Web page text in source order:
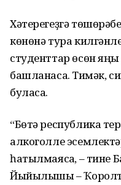
Хәтерегеҙгә
көнөнә тура
студенттар өсөн
башланасаҡ. Тимәк,
буласаҡ.
“Бөтә республика
алкоголле
һатылмаясаҡ, – тине
Йыйылышы –